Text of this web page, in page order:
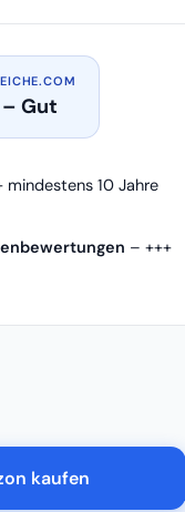
Gut
mindestens 10 Jahre
– +++
kaufen